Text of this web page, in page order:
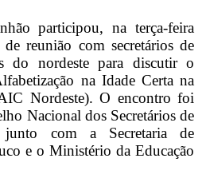
participou, na terça-feira
reunião com secretários de
do nordeste para discutir o
na Idade Certa na
Nordeste). O encontro foi
Nacional dos Secretários de
junto com a Secretaria de
e o Ministério da Educação